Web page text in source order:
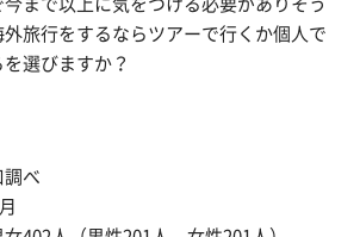
まで以上に気をつける必要がありそう
旅行をするならツアーで行くか個人で
選びますか？
調べ
月